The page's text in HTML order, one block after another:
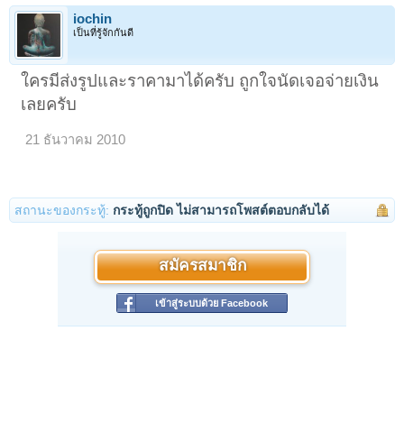
iochin
เป็นที่รู้จักกันดี
ใครมีส่งรูปและราคามาได้ครับ ถูกใจนัดเจอจ่ายเงิน
เลยครับ
21 ธันวาคม 2010
สถานะของกระทู้: กระทู้ถูกปิด ไม่สามารถโพสต์ตอบกลับได้
สมัครสมาชิก
เข้าสู่ระบบด้วย Facebook